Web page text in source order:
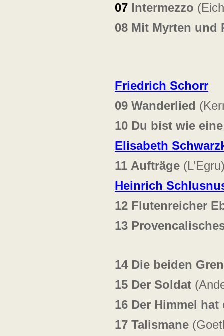
07 Intermezzo
08 Mit Myrten und
Friedrich Schorr
09 Wanderlied
10 Du bist wie
Elisabeth
11 Aufträge
Heinrich
12 Flutenreicher
13
14 Die beiden
15 Der Soldat
16 Der Himmel
17 Talismane